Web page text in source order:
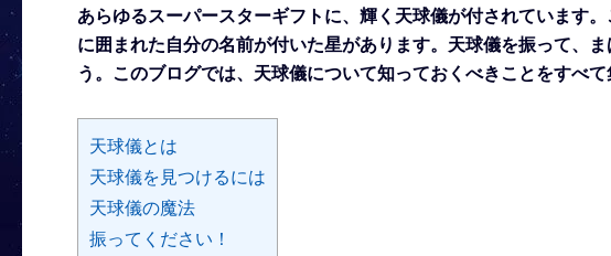
あらゆるスーパースターギフトに、輝く天球儀が付されています
に囲まれた自分の名前が付いた星があります。天球儀を振って、
う。このブログでは、天球儀について知っておくべきことをすべて
天球儀とは
天球儀を見つけるには
天球儀の魔法
振ってください！